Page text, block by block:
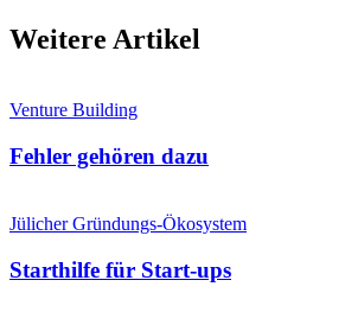
Weitere Artikel
Venture Building
Fehler gehören dazu
Jülicher Gründungs-Ökosystem
Starthilfe für Start-ups